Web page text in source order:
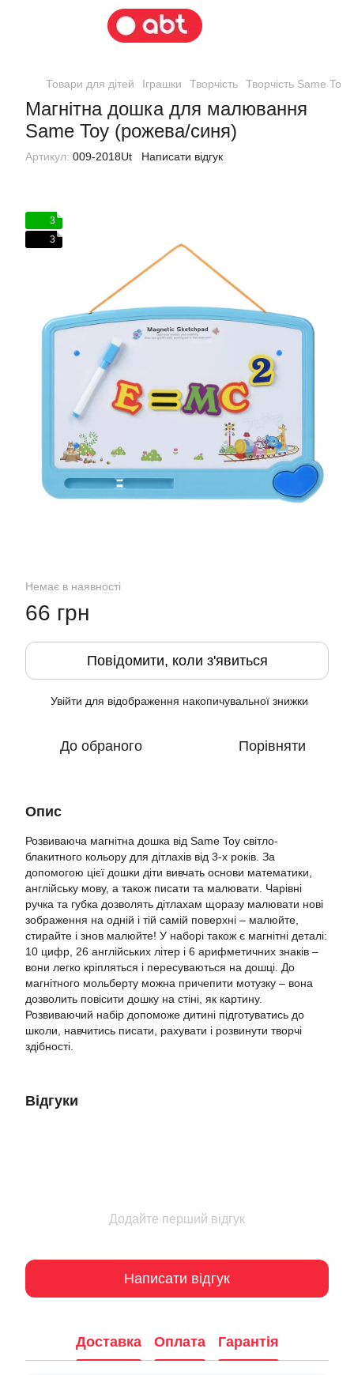
Товари для дітей Іграшки Творчість Творчість Same Toy
Магнітна дошка для малювання
Same Toy (рожева/синя)
Артикул: 009-2018Ut Написати відгук
3
3
Немає в наявності
66 грн
Повідомити, коли з'явиться
Увійти для відображення накопичувальної знижки
До обраного Порівняти
Опис
Розвиваюча магнітна дошка від Same Toy світло-
блакитного кольору для дітлахів від 3-х років. За
допомогою цієї дошки діти вивчать основи математики,
англійську мову, а також писати та малювати. Чарівні
ручка та губка дозволять дітлахам щоразу малювати нові
зображення на одній і тій самій поверхні – малюйте,
стирайте і знов малюйте! У наборі також є магнітні деталі:
10 цифр, 26 англійських літер і 6 арифметичних знаків –
вони легко кріпляться і пересуваються на дошці. До
магнітного мольберту можна причепити мотузку – вона
дозволить повісити дошку на стіні, як картину.
Розвиваючий набір допоможе дитині підготуватись до
школи, навчитись писати, рахувати і розвинути творчі
здібності.
Відгуки
Додайте перший відгук
Написати відгук
Доставка Оплата Гарантія